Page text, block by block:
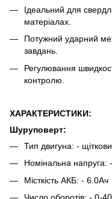
Ідеальний для
матеріалах.
Потужний ударний
завдань.
Регулювання
контролю.
ХАРАКТЕРИСТИКИ:
Шуруповерт:
Тип двигуна: -
Номінальна напруга:
Місткість АКБ: - 6.0Ач